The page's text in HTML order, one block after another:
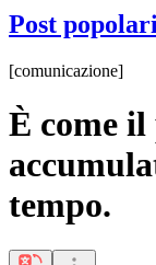
Post popolari
[comunicazione]
È come il
tempo.